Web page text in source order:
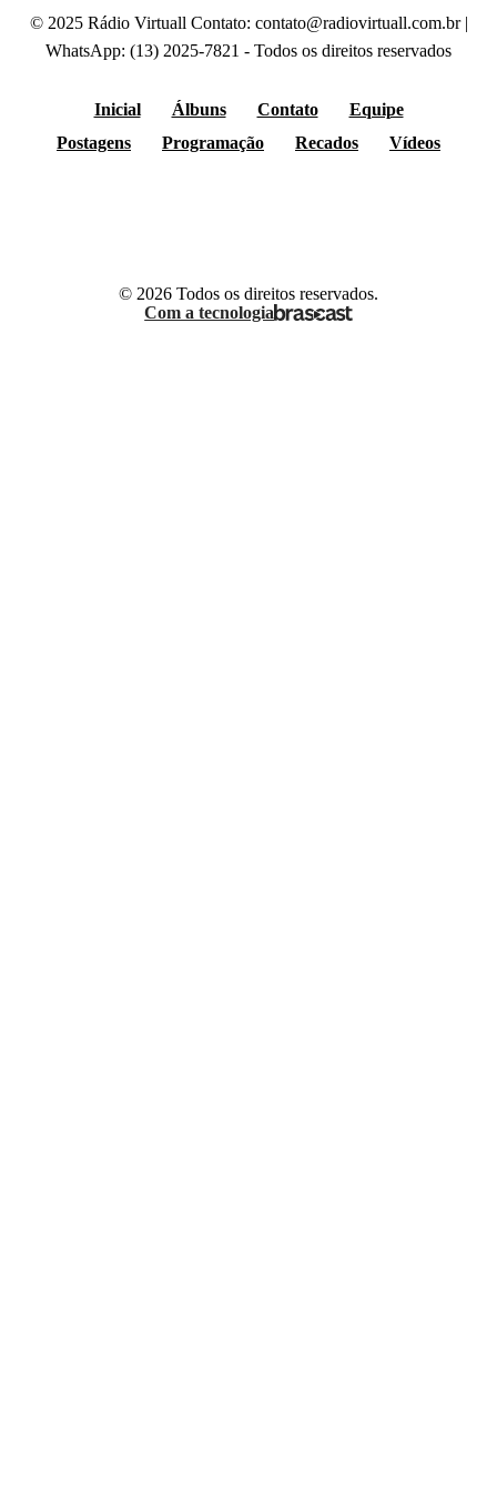
© 2025 Rádio Virtuall Contato: contato@radiovirtuall.com.br |
WhatsApp: (13) 2025-7821 - Todos os direitos reservados
Inicial Álbuns Contato
Equipe
Postagens
Programação Recados Vídeos
© 2026 Todos os direitos reservados.
Com a tecnologia